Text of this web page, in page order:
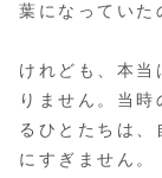
葉になっていた
けれども、本当
りません。当
るひとたちは
にすぎません。